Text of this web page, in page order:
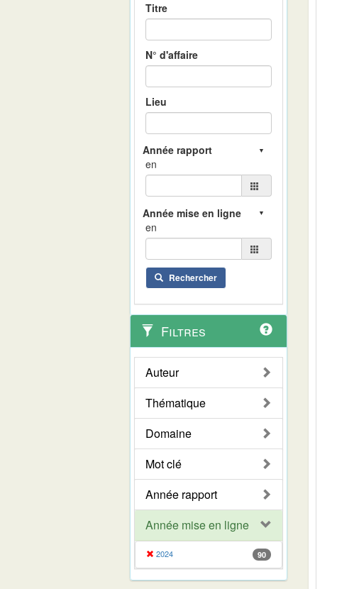
Titre
N° d'affaire
Lieu
en
en
Rechercher
Filtres
Auteur
Thématique
Domaine
Mot clé
Année rapport
Année mise en ligne
2024 90